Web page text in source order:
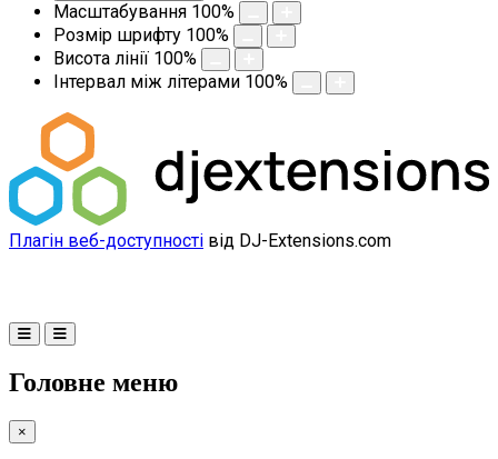
Масштабування 100%
Розмір шрифту 100%
Висота лінії 100%
Інтервал між літерами 100%
Плагін веб-доступності від DJ-Extensions.com
Головне меню
×